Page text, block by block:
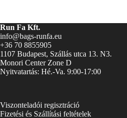
Run Fa Kft.
info@bags-runfa.eu
+36 70 8855905
1107 Budapest, Szállás utca 13. N3.
Monori Center Zone D
Nyitvatartás: Hé.-Va. 9:00-17:00
Viszonteladói regisztráció
Fizetési és Szállítási feltételek